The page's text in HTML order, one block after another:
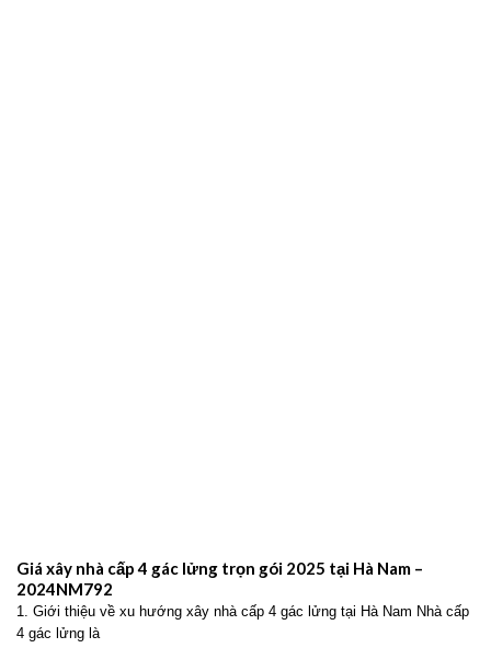
Giá xây nhà cấp 4 gác lửng trọn gói 2025 tại Hà Nam –
2024NM792
1. Giới thiệu về xu hướng xây nhà cấp 4 gác lửng tại Hà Nam Nhà cấp
4 gác lửng là